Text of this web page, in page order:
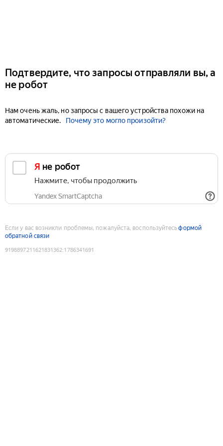
Подтвердите, что запросы отправляли вы, а
не робот
Нам очень жаль, но запросы с вашего устройства похожи на
автоматические.
Почему это могло произойти?
Я не робот
Нажмите, чтобы продолжить
Yandex SmartCaptcha
Если у вас возникли проблемы, пожалуйста, воспользуйтесьформой
обратной связи
9198897211621831362:1786341691